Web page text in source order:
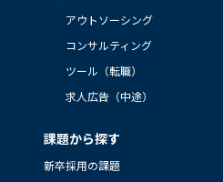
アウトソーシング
コンサルティング
ツール（転職）
求人広告（中途）
課題から探す
新卒採用の課題